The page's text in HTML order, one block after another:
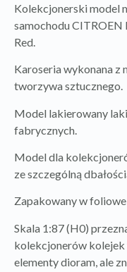
Kolekcjonerski model
samochodu CITROEN
Red.
Karoseria wykonana z
tworzywa sztucznego.
Model lakierowany
fabrycznych.
Model dla
ze szczególną
Zapakowany w foliowe
Skala 1:87 (H0)
kolekcjonerów kolejek
elementy dioram, ale